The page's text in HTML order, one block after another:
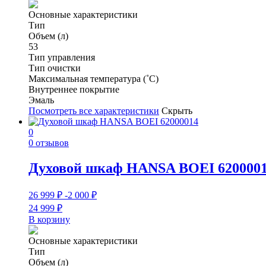
Основные характеристики
Тип
Объем (л)
53
Тип управления
Тип очистки
Максимальная температура (˚С)
Внутреннее покрытие
Эмаль
Посмотреть все характеристики Скрыть
0
0 отзывов
Духовой шкаф HANSA BOEI
26 999 ₽ -2 000 ₽
24 999 ₽
В корзину
Основные характеристики
Тип
Объем (л)